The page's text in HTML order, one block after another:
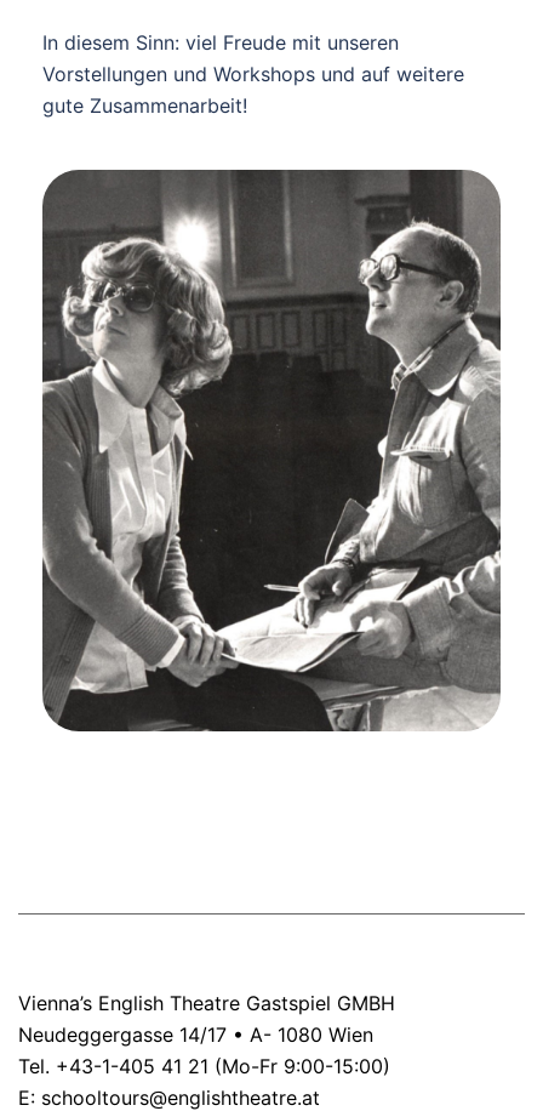
In diesem Sinn: viel Freude mit unseren
Vorstellungen und Workshops und auf weitere
gute Zusammenarbeit!
Vienna’s English Theatre Gastspiel GMBH
Neudeggergasse 14/17 • A- 1080 Wien
Tel. +43-1-405 41 21 (Mo-Fr 9:00-15:00)
E: schooltours@englishtheatre.at